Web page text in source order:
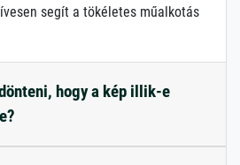
segít a tökéletes műalkotás
hogy a kép illik-e